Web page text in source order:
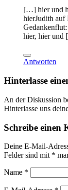
[…] hier und
hierJudith auf
hier, hier
Antworten
Hinterlasse
An der Diskussion
Hinterlasse uns
Schreibe einen
Deine E-Mail-
Felder sind mit *
Name *